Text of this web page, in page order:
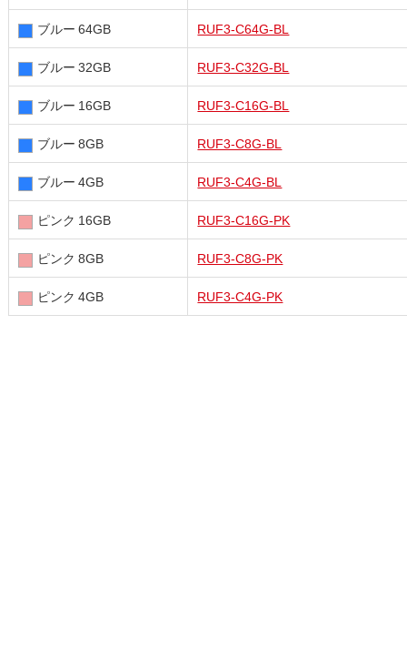
ブルー 64GB RUF3-C64G-BL
ブルー 32GB RUF3-C32G-BL
ブルー 16GB RUF3-C16G-BL
ブルー 8GB RUF3-C8G-BL
ブルー 4GB RUF3-C4G-BL
ピンク 16GB RUF3-C16G-PK
ピンク 8GB RUF3-C8G-PK
ピンク 4GB RUF3-C4G-PK